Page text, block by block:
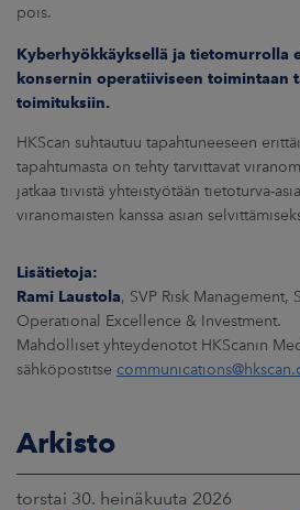
UUTISHUONE
pois.
Kyberhyökkäyksellä ja tietomurrolla
konsernin operatiiviseen toimintaan
toimituksiin.
HKScan suhtautuu tapahtuneeseen
tapahtumasta on tehty tarvittavat
jatkaa tiivistä yhteistyötään tietoturva-
viranomaisten kanssa asian
Lisätietoja:
Rami Laustola, SVP Risk Management,
Operational Excellence & Investment.
Mahdolliset yhteydenotot HKScanin
sähköpostitse
Arkisto
torstai 30. heinäkuuta 2026